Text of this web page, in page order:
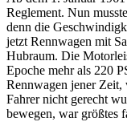
Reglement. Nun
denn die
jetzt Rennwagen mit
Hubraum. Die
Epoche mehr als 220
Rennwagen jener Zeit,
Fahrer nicht gerecht
bewegen, war größtes